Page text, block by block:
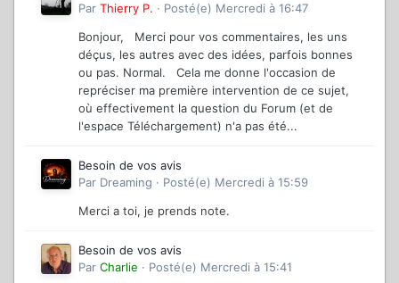
Par Thierry P. · Posté(e) Mercredi à 16:47
Bonjour, Merci pour vos commentaires, les uns
déçus, les autres avec des idées, parfois bonnes
ou pas. Normal. Cela me donne l'occasion de
repréciser ma première intervention de ce sujet,
où effectivement la question du Forum (et de
l'espace Téléchargement) n'a pas été...
Besoin de vos avis
Par Dreaming · Posté(e) Mercredi à 15:59
Merci a toi, je prends note.
Besoin de vos avis
Par Charlie · Posté(e) Mercredi à 15:41